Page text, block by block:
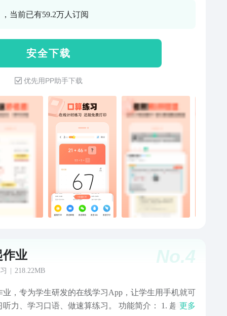
在线手写答案，可灵活选择题
画在线教学；组词、释义帮助记忆，3000汉字轻松学
【搜作文】 单元作文同步指导，思路点
秀范文一搜即得；海量佳句诗词、经典段落、时事话
愁。 【错题收集】 收集作业检查和在线练
中的错题，方便查漏补缺、针对性练习，彻底解决易
发送到微信、QQ、邮箱，还能连接打印机哦。 【班
作业】 支持老师创建在线班级、收发作业，方便管
助老师减负；学生可加入班级完成作业，作答情况实
家长，学练合一，轻松学习薄弱知识点。
当前已有59.2万人订阅
安 全 下 载
优先用PP助手下载
No.4
作业
218.22MB
业，专为学生研发的在线学习App，让学生用手机就可
听力、学习口语、做速算练习。 功能简介： 1. 趣味学
更多